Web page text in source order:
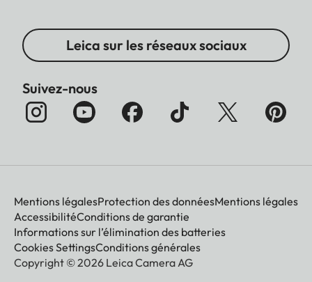
Leica sur les réseaux sociaux
Suivez-nous
Mentions légalesProtection des donnéesMentions légales
AccessibilitéConditions de garantie
Informations sur l’élimination des batteries
Cookies SettingsConditions générales
Copyright © 2026 Leica Camera AG